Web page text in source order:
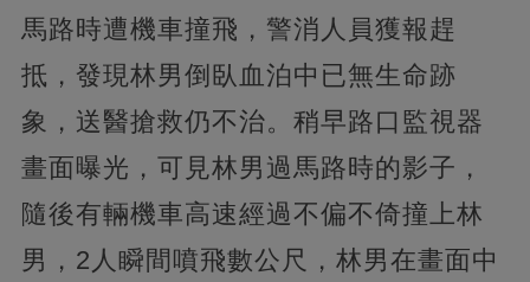
馬路時遭機車撞飛，警消人員獲報趕
抵，發現林男倒臥血泊中已無生命跡
象，送醫搶救仍不治。稍早路口監視器
畫面曝光，可見林男過馬路時的影子，
隨後有輛機車高速經過不偏不倚撞上林
男，2人瞬間噴飛數公尺，林男在畫面中